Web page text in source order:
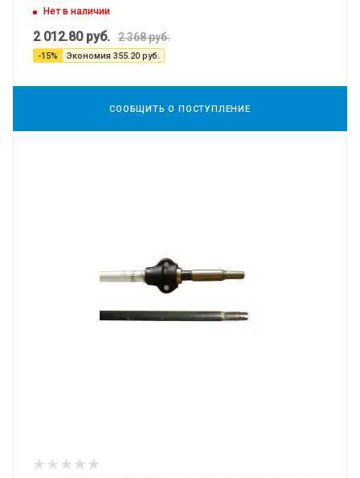
Нет в наличии
2 012.80руб. 2 368руб.
-15% Экономия 355.20 руб.
СООБЩИТЬ О ПОСТУПЛЕНИЕ